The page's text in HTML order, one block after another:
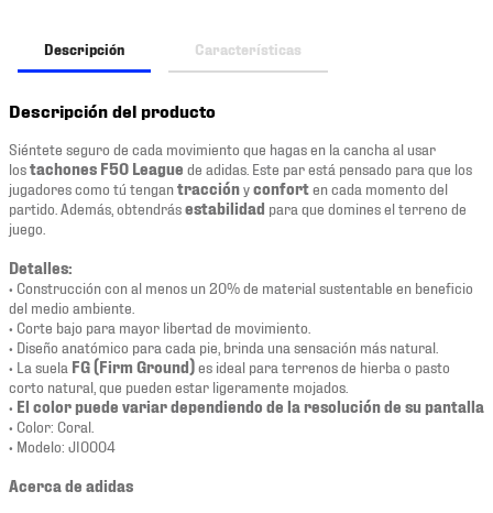
Descripción Características
Descripción del producto
Siéntete seguro de cada movimiento que hagas en la cancha al usar
lostachones F50 League de adidas. Este par está pensado para que los
jugadores como tú tengantracciónyconforten cada momento del
partido. Además, obtendrásestabilidad para que domines el terreno de
juego.
Detalles:
• Construcción con al menos un 20% de material sustentable en beneficio
del medio ambiente.
• Corte bajo para mayor libertad de movimiento.
• Diseño anatómico para cada pie, brinda una sensación más natural.
• La suela FG (Firm Ground)es ideal para terrenos de hierba o pasto
corto natural, que pueden estar ligeramente mojados.
• El color puede variar dependiendo de la resolución de su pantalla
• Color: Coral.
• Modelo: JI0004
Acerca de adidas